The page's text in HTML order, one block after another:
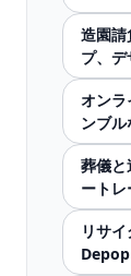
造園請
プ、
オン
ンブ
葬儀と
ートレ
リサ